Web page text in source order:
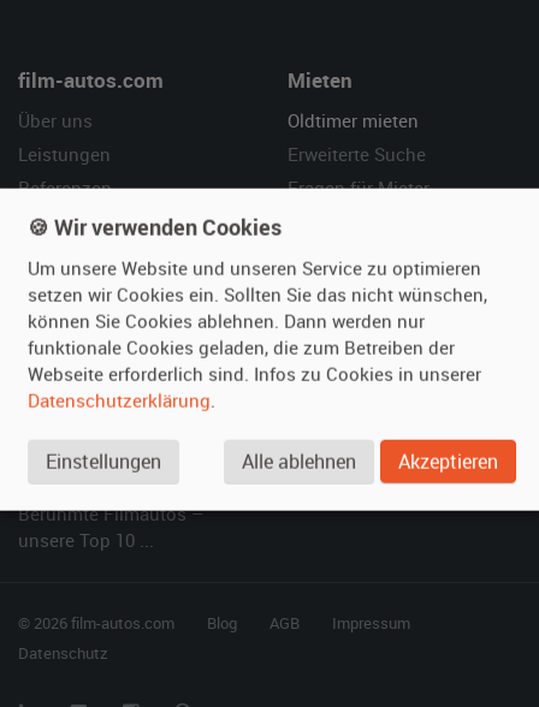
film-autos.com
Über uns
Leistungen
Referenzen
Kundenmeinungen
Mieten
Oldtimer mieten
Erweiterte Suche
Fragen für Mieter
Vermieten
Oldtimer anmelden
Fotos senden
Fragen für Vermieter
Hilfe
Häufige Fragen (FAQ)
So funktioniert's
SPECIAL
Berühmte Filmautos –
unsere Top 10 ...
© 2026 film-autos.com Blog AGB
Impressum
Datenschutz
🍪 Wir verwenden Cookies
Um unsere Website und unseren Service zu optimieren
setzen wir Cookies ein. Sollten Sie das nicht wünschen,
können Sie Cookies ablehnen. Dann werden nur
funktionale Cookies geladen, die zum Betreiben der
Webseite erforderlich sind. Infos zu Cookies in unserer
Datenschutzerklärung.
Einstellungen Alle ablehnen Akzeptieren